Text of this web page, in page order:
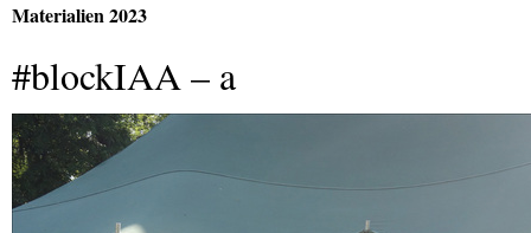
Materialien 2023
#blockIAA – a